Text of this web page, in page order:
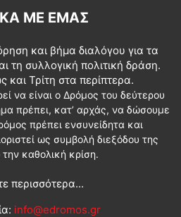
ΜΕ ΕΜΆΣ
και βήμα διαλόγου για τα
τη συλλογική πολιτική δράση.
Τρίτη στα περίπτερα.
να είναι ο Δρόμος του δεύτερου
πρέπει, κατ’ αρχάς, να δώσουμε
πρέπει ενσυνείδητα και
ως συμβολή διεξόδου της
καθολική κρίση.
περισσότερα...
info@edromos.gr